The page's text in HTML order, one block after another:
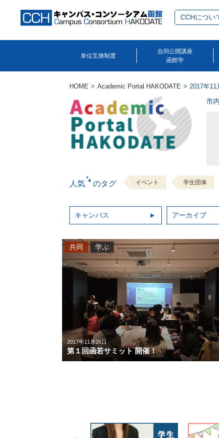
CCHについ
単位互換制度
合同公開講座
函館学
HOME Academic Portal HAKODATE 2017年11
市
人気 のタグ イベント 学生団体
キャンパス アーカイブ
2017年11月28日
第１回函若サミット 開催！
共同 学ぶ